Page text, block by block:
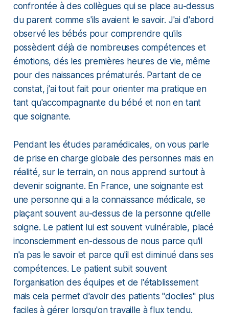
confrontée à des collègues qui se place au-dessus
du parent comme s'ils avaient le savoir. J'ai d'abord
observé les bébés pour comprendre qu'ils
possèdent déjà de nombreuses compétences et
émotions, dés les premières heures de vie, même
pour des naissances prématurés. Partant de ce
constat, j'ai tout fait pour orienter ma pratique en
tant qu'accompagnante du bébé et non en tant
que soignante.
Pendant les études paramédicales, on vous parle
de prise en charge globale des personnes mais en
réalité, sur le terrain, on nous apprend surtout à
devenir soignante. En France, une soignante est
une personne qui a la connaissance médicale, se
plaçant souvent au-dessus de la personne qu'elle
soigne. Le patient lui est souvent vulnérable, placé
inconsciemment en-dessous de nous parce qu'il
n'a pas le savoir et parce qu'il est diminué dans ses
compétences. Le patient subit souvent
l'organisation des équipes et de l'établissement
mais cela permet d'avoir des patients "dociles" plus
faciles à gérer lorsqu'on travaille à flux tendu.